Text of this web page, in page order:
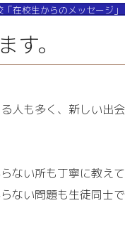
在校生からのメッセージ」
。
人も多く、新しい出会
ない所も丁寧に教えて
ない問題も生徒同士で